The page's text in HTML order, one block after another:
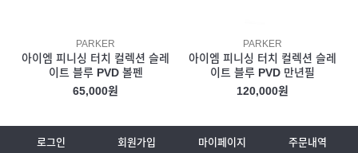
PARKER
아이엠 피니싱 터치 컬렉션 슬레
이트 블루 PVD 볼펜
65,000원
PARKER
아이엠 피니싱 터치 컬렉션 슬레
이트 블루 PVD 만년필
120,000원
로그인 회원가입 마이페이지 주문내역